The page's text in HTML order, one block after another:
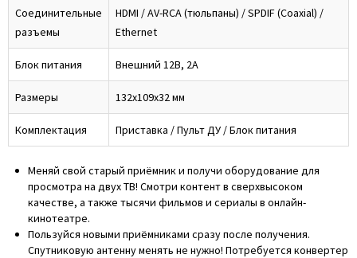
Соединительные
разъемы
HDMI / AV-RCA (тюльпаны) / SPDIF (Coaxial) /
Ethernet
Блок питания Внешний 12В, 2А
Размеры 132x109x32 мм
Комплектация Приставка / Пульт ДУ / Блок питания
Меняй свой старый приёмник и получи оборудование для
просмотра на двух ТВ! Смотри контент в сверхвысоком
качестве, а также тысячи фильмов и сериалы в онлайн-
кинотеатре.
Пользуйся новыми приёмниками сразу после получения.
Спутниковую антенну менять не нужно! Потребуется конвертер